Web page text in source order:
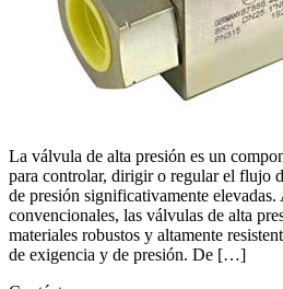
La válvula de alta presión es un
para controlar, dirigir o regular el flujo
de presión significativamente
convencionales, las válvulas de alta
materiales robustos y altamente
de exigencia y de presión. De […]